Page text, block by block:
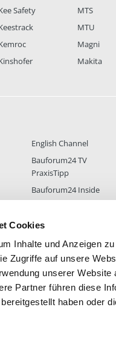
Cookies
Inhalte und Anzeigen
Zugriffe auf unsere
unserer
Partner führen diese
haben oder
Safety
MTS
MTU
Magni
Makita
English Channel
Bauforum24 TV
PraxisTipp
Bauforum24 Inside
38.433